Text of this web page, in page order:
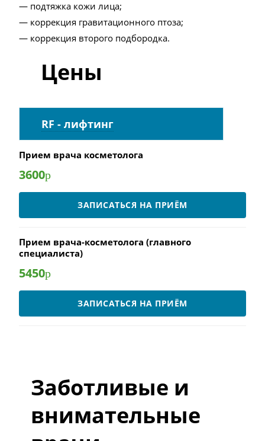
— подтяжка кожи лица;
— коррекция гравитационного птоза;
— коррекция второго подбородка.
Цены
RF - лифтинг
Прием врача косметолога
3600р
ЗАПИСАТЬСЯ НА ПРИЁМ
Прием врача-косметолога (главного
специалиста)
5450р
ЗАПИСАТЬСЯ НА ПРИЁМ
Заботливые и
внимательные